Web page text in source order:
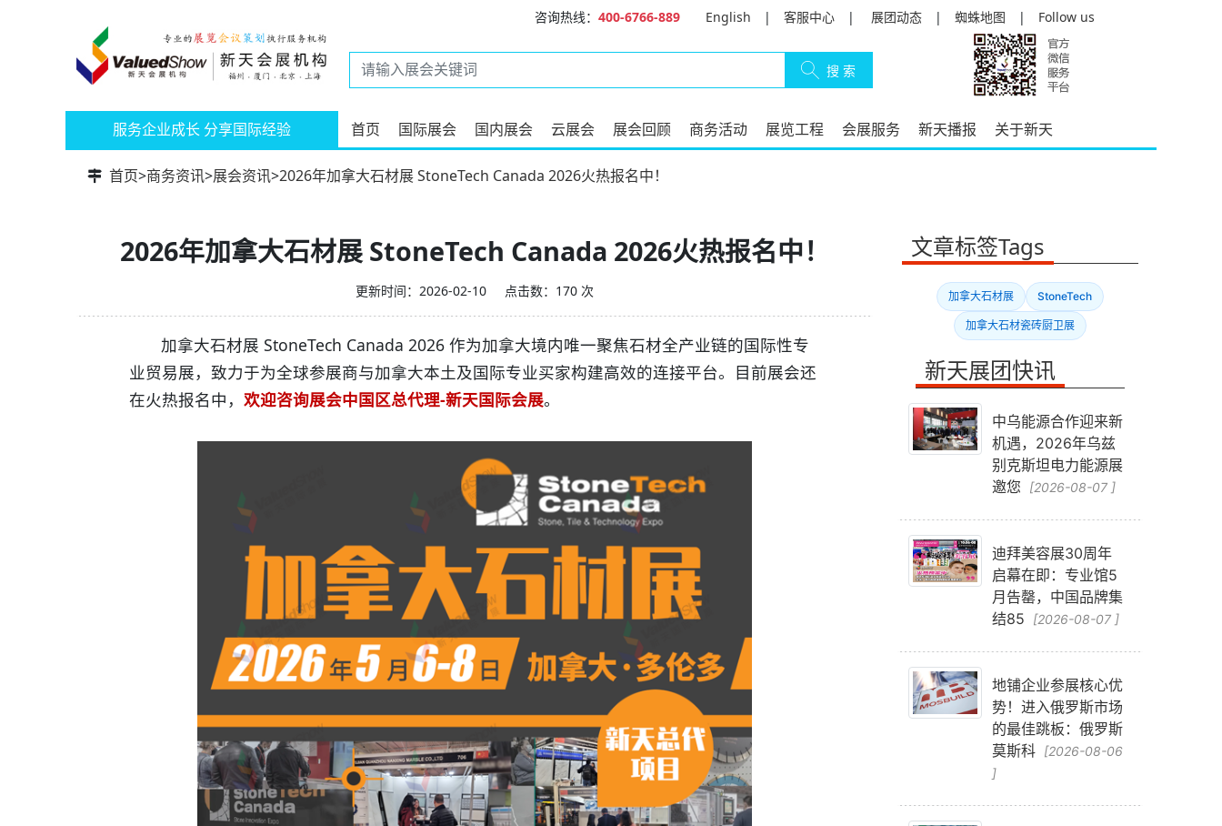
咨询热线： 400-6766-889 English | 客服中心 | 展团动态 | 蜘蛛地图 | Follow us
服务企业成长 分享国际经验 首页 国际展会 国内展会 云展会 展会回顾 商务活动 展览工程 会展服务 新天播报 关于新天
首页>商务资讯>展会资讯>2026年加拿大石材展 StoneTech Canada 2026火热报名中！
2026年加拿大石材展 StoneTech Canada 2026火热报名中！
更新时间：2026-02-10 点击数：170 次
加拿大石材展 StoneTech Canada 2026 作为加拿大境内唯一聚焦石材全产业链的国际性专
业贸易展，致力于为全球参展商与加拿大本土及国际专业买家构建高效的连接平台。目前展会还
在火热报名中， 欢迎咨询展会中国区总代理-新天国际会展。
文章标签Tags
加拿大石材展 StoneTech
加拿大石材瓷砖厨卫展
新天展团快讯
中乌能源合作迎来新
机遇，2026年乌兹
别克斯坦电力能源展
邀您
[2026-08-07 ]
迪拜美容展30周年
启幕在即：专业馆5
月告罄，中国品牌集
结85
[2026-08-07 ]
地铺企业参展核心优
势！进入俄罗斯市场
的最佳跳板：俄罗斯
莫斯科 [2026-08-06
]